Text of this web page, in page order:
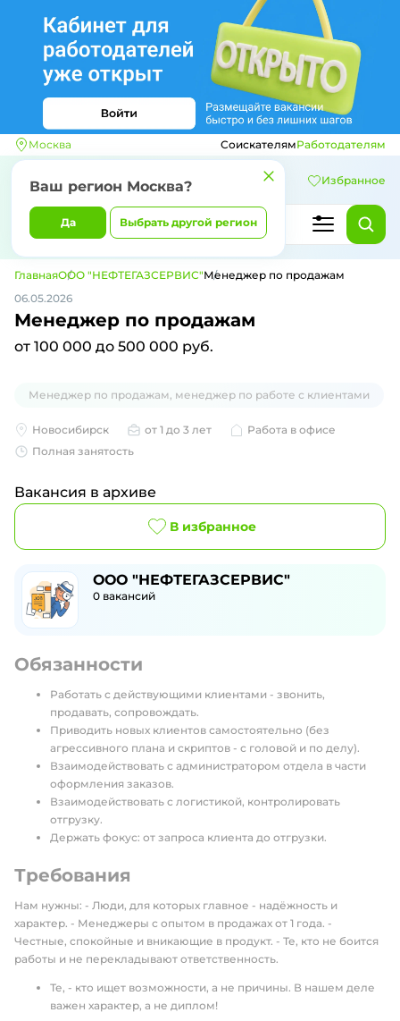
Москва
Ваш регион Москва?
Да Выбрать другой регион
СоискателямРаботодателям
Избранное
ГлавнаяООО "НЕФТЕГАЗСЕРВИС"Менеджер по продажам
06.05.2026
Менеджер по продажам
от 100 000 до 500 000 руб.
Менеджер по продажам, менеджер по работе с клиентами
Новосибирск от 1 до 3 лет
Работа в офисе
Полная занятость
Вакансия в архиве
В избранное
ООО "НЕФТЕГАЗСЕРВИС"
0 вакансий
Обязанности
Работать с действующими клиентами - звонить,
продавать, сопровождать.
Приводить новых клиентов самостоятельно (без
агрессивного плана и скриптов - с головой и по делу).
Взаимодействовать с администратором отдела в части
оформления заказов.
Взаимодействовать с логистикой, контролировать
отгрузку.
Держать фокус: от запроса клиента до отгрузки.
Требования
Нам нужны: - Люди, для которых главное - надёжность и
характер. - Менеджеры с опытом в продажах от 1 года. -
Честные, спокойные и вникающие в продукт. - Те, кто не боится
работы и не перекладывают ответственность.
Те, - кто ищет возможности, а не причины. В нашем деле
важен характер, а не диплом!